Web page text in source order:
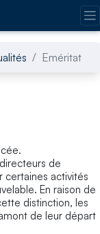
Eméritat
de
certaines activités
En raison de
distinction, les
de leur départ